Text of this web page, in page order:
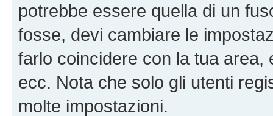
potrebbe essere quella di un
fosse, devi cambiare le
farlo coincidere con la tua area,
ecc. Nota che solo gli utenti
molte impostazioni.